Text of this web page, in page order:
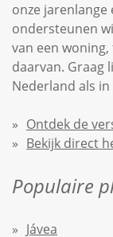
onze jarenlange
ondersteunen
van een
daarvan. Graag
Nederland als in
Ontdek de
Bekijk direct
Populaire
Jávea